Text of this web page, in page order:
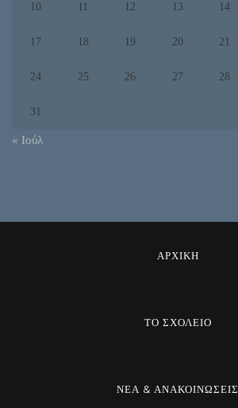
10 11 12 13 14
17 18 19 20 21
24 25 26 27 28
31
« Ιούλ
ΑΡΧΙΚΗ
ΤΟ ΣΧΟΛΕΙΟ
ΝΕΑ & ΑΝΑΚΟΙΝΩΣΕΙΣ